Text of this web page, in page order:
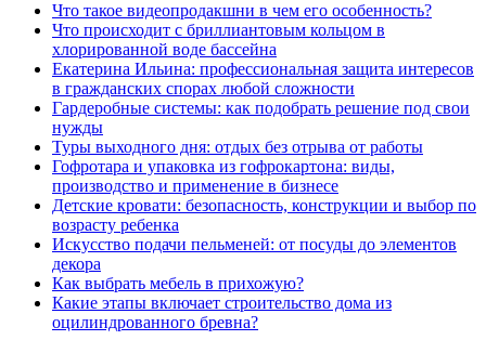
Что такое видеопродакшни в чем его особенность?
Что происходит с бриллиантовым кольцом в
хлорированной воде бассейна
Екатерина Ильина: профессиональная защита интересов
в гражданских спорах любой сложности
Гардеробные системы: как подобрать решение под свои
нужды
Туры выходного дня: отдых без отрыва от работы
Гофротара и упаковка из гофрокартона: виды,
производство и применение в бизнесе
Детские кровати: безопасность, конструкции и выбор по
возрасту ребенка
Искусство подачи пельменей: от посуды до элементов
декора
Как выбрать мебель в прихожую?
Какие этапы включает строительство дома из
оцилиндрованного бревна?